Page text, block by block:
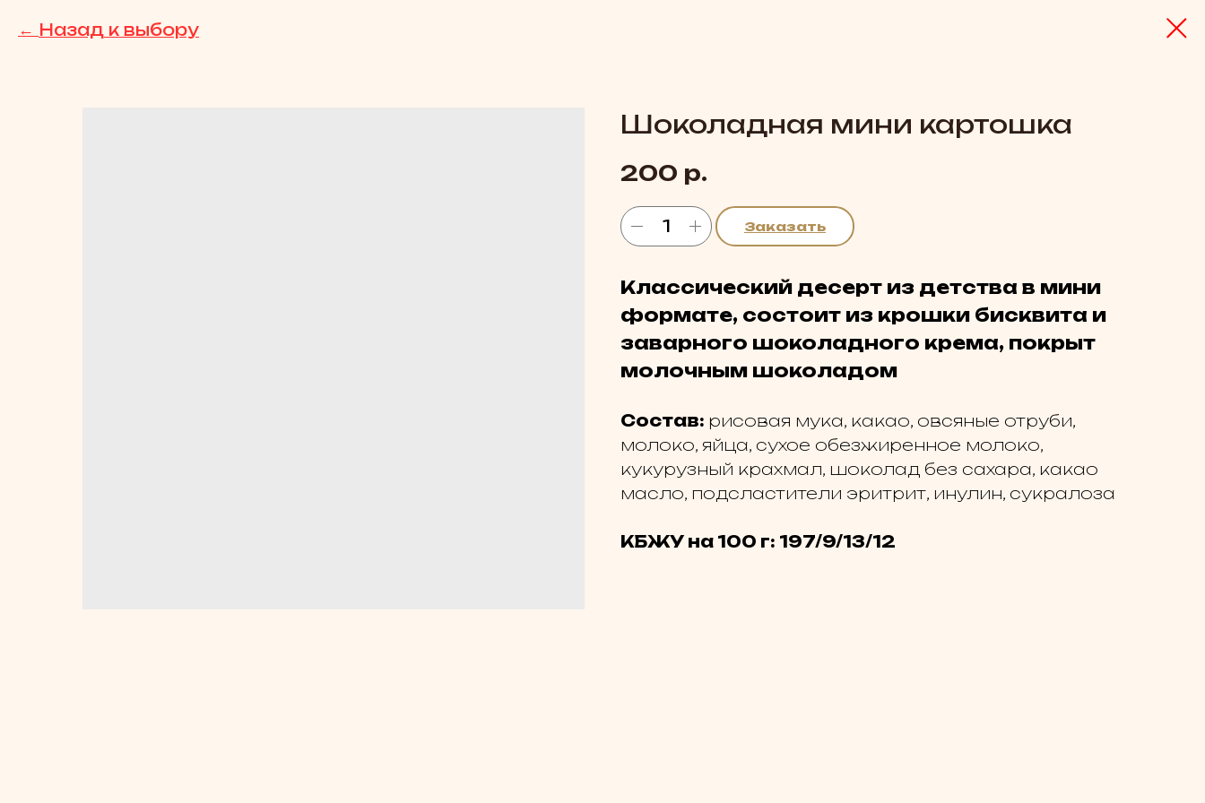
Назад к выбору
Шоколадная мини картошка
200 р.
Заказать
Классический десерт из детства в мини
формате, состоит из крошки бисквита и
заварного шоколадного крема, покрыт
молочным шоколадом
Состав: рисовая мука, какао, овсяные отруби,
молоко, яйца, сухое обезжиренное молоко,
кукурузный крахмал, шоколад без сахара, какао
масло, подсластители эритрит, инулин, сукралоза
КБЖУ на 100 г: 197/9/13/12